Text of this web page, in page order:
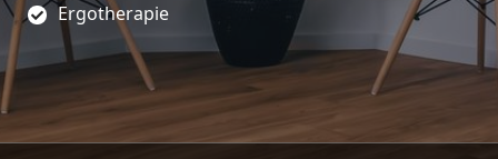
Ergotherapie